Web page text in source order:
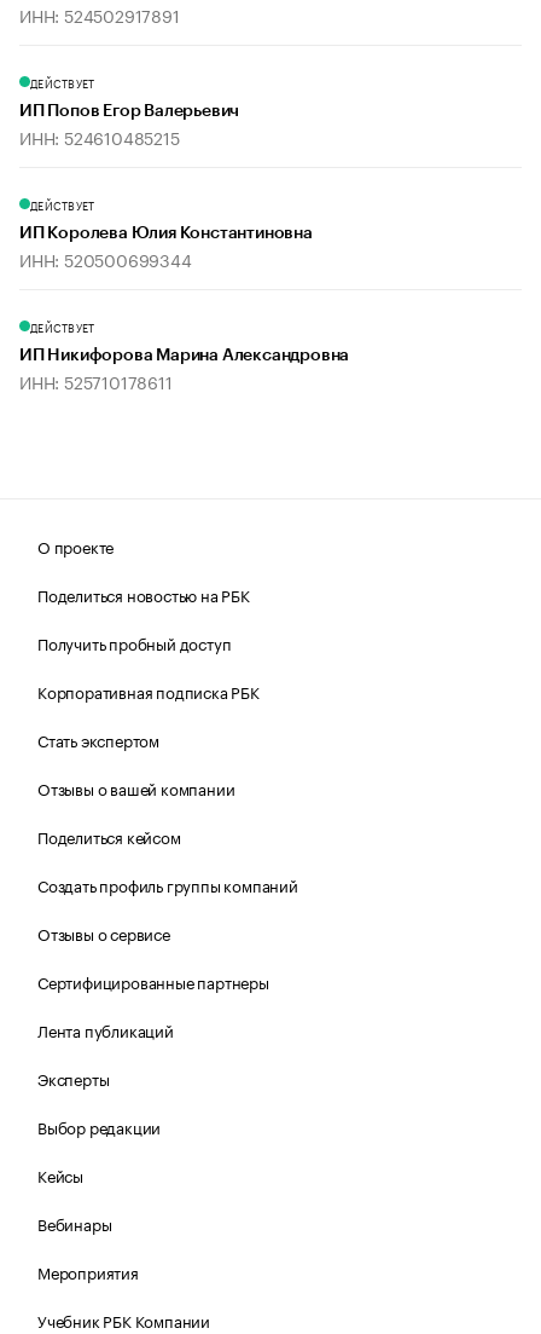
ИНН: 524502917891
ДЕЙСТВУЕТ
ИП Попов Егор Валерьевич
ИНН: 524610485215
ДЕЙСТВУЕТ
ИП Королева Юлия Константиновна
ИНН: 520500699344
ДЕЙСТВУЕТ
ИП Никифорова Марина Александровна
ИНН: 525710178611
О проекте
Поделиться новостью на РБК
Получить пробный доступ
Корпоративная подписка РБК
Стать экспертом
Отзывы о вашей компании
Поделиться кейсом
Создать профиль группы компаний
Отзывы о сервисе
Сертифицированные партнеры
Лента публикаций
Эксперты
Выбор редакции
Кейсы
Вебинары
Мероприятия
Учебник РБК Компании